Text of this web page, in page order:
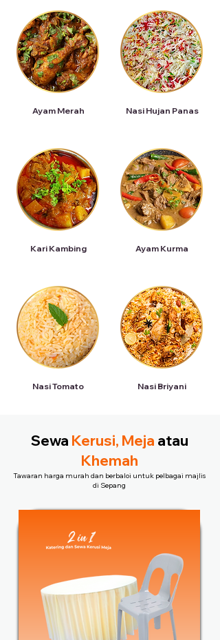
Ayam Merah
Kari Kambing
Nasi Tomato
Nasi Hujan Panas
Ayam Kurma
Nasi Briyani
Sewa Kerusi, Meja atau
Khemah
Tawaran harga murah dan berbaloi untuk pelbagai majlis
di Sepang